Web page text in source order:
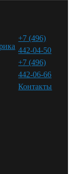
+7 (496)
442-04-50
+7 (496)
442-06-66
Контакты⁠